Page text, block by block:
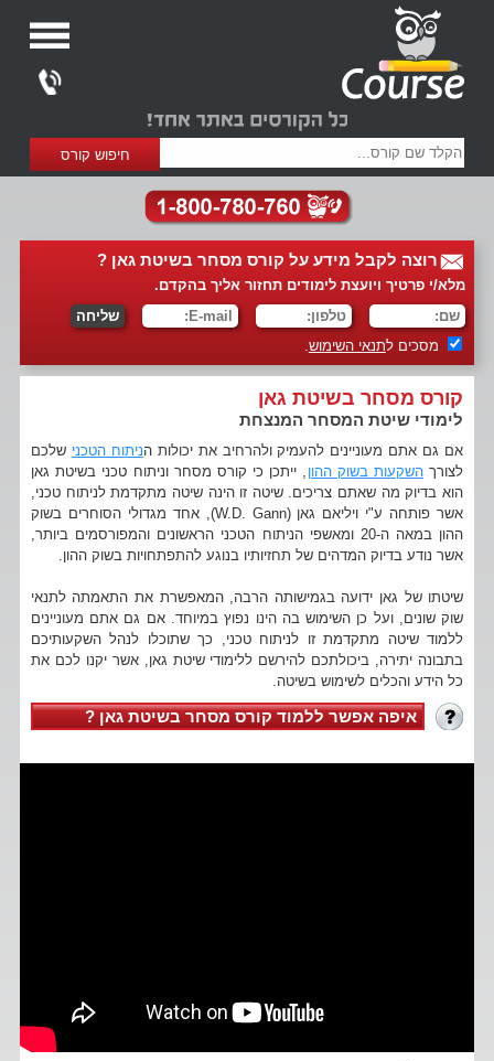
רוצה לקבל מידע על קורס מסחר בשיטת גאן ?
מלא/י פרטיך ויועצת לימודים תחזור אליך בהקדם.
מסכים לתנאי השימוש.
קורס מסחר בשיטת גאן
לימודי שיטת המסחר המנצחת
אם גם אתם מעוניינים להעמיק ולהרחיב את יכולות הניתוח הטכני שלכם
לצורךהשקעות בשוק ההון , ייתכן כי קורס מסחר וניתוח טכני בשיטת גאן
הוא בדיוק מה שאתם צריכים. שיטה זו הינה שיטה מתקדמת לניתוח טכני,
אשר פותחה ע"י ויליאם גאן (W.D. Gann), אחד מגדולי הסוחרים בשוק
ההון במאה ה-20 ומאשפי הניתוח הטכני הראשונים והמפורסמים ביותר,
אשר נודע בדיוק המדהים של תחזיותיו בנוגע להתפתחויות בשוק ההון.
שיטתו של גאן ידועה בגמישותה הרבה, המאפשרת את התאמתה לתנאי
שוק שונים, ועל כן השימוש בה הינו נפוץ במיוחד. אם גם אתם מעוניינים
ללמוד שיטה מתקדמת זו לניתוח טכני, כך שתוכלו לנהל השקעותיכם
בתבונה יתירה, ביכולתכם להירשם ללימודי שיטת גאן, אשר יקנו לכם את
כל הידע והכלים לשימוש בשיטה.
איפה אפשר ללמוד קורס מסחר בשיטת גאן ?